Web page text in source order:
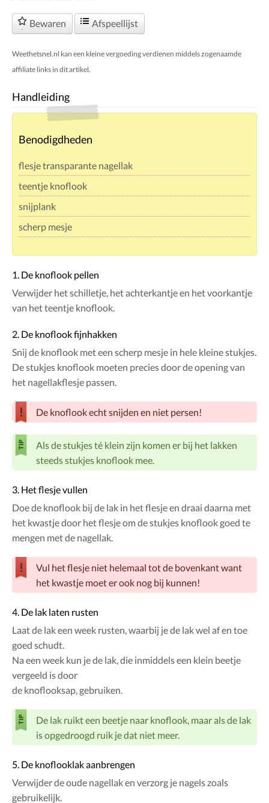
Bewaren Afspeellijst
Weethetsnel.nl kan een kleine vergoeding verdienen middels zogenaamde
affiliate links in dit artikel.
Handleiding
Benodigdheden
flesje transparante nagellak
teentje knoflook
snijplank
scherp mesje
1. De knoflook pellen
Verwijder het schilletje, het achterkantje en het voorkantje
van het teentje knoflook.
2. De knoflook fijnhakken
Snij de knoflook met een scherp mesje in hele kleine stukjes.
De stukjes knoflook moeten precies door de opening van
het nagellakflesje passen.
De knoflook echt snijden en niet persen!
Als de stukjes té klein zijn komen er bij het lakken
steeds stukjes knoflook mee.
3. Het flesje vullen
Doe de knoflook bij de lak in het flesje en draai daarna met
het kwastje door het flesje om de stukjes knoflook goed te
mengen met de nagellak.
Vul het flesje niet helemaal tot de bovenkant want
het kwastje moet er ook nog bij kunnen!
4. De lak laten rusten
Laat de lak een week rusten, waarbij je de lak wel af en toe
goed schudt.
Na een week kun je de lak, die inmiddels een klein beetje
vergeeld is door
de knoflooksap, gebruiken.
De lak ruikt een beetje naar knoflook, maar als de lak
is opgedroogd ruik je dat niet meer.
5. De knoflooklak aanbrengen
Verwijder de oude nagellak en verzorg je nagels zoals
gebruikelijk.